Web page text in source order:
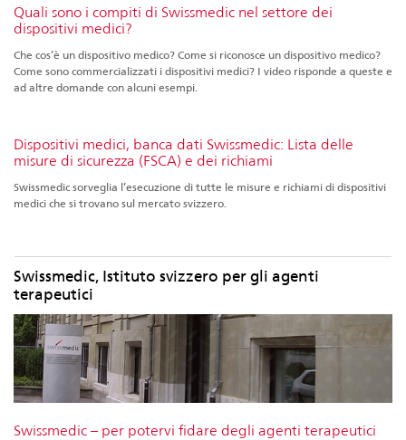
Quali sono i compiti di Swissmedic nel settore dei
dispositivi medici?
Che cos’è un dispositivo medico? Come si riconosce un dispositivo medico?
Come sono commercializzati i dispositivi medici? I video risponde a queste e
ad altre domande con alcuni esempi.
Dispositivi medici, banca dati Swissmedic: Lista delle
misure di sicurezza (FSCA) e dei richiami
Swissmedic sorveglia l’esecuzione di tutte le misure e richiami di dispositivi
medici che si trovano sul mercato svizzero.
Swissmedic, Istituto svizzero per gli agenti
terapeutici
Swissmedic – per potervi fidare degli agenti terapeutici